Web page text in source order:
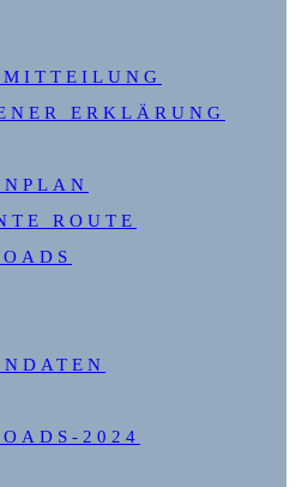
ERKLÄRUNG
ROUTE
2024